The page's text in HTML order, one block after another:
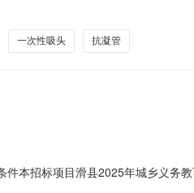
二、采购单位信息采购单位名称:伊
一次性吸头 抗凝管
本招标项目滑县2025年城乡义务